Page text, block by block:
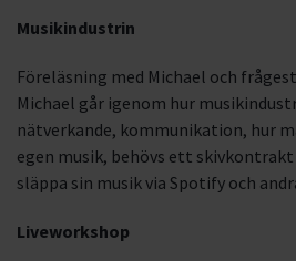
Musikindustrin
Föreläsning med Michael och
Michael går igenom hur
nätverkande, kommunikation, hur
egen musik, behövs ett
släppa sin musik via Spotify och
Liveworkshop